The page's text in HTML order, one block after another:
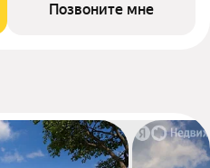
Позвоните мне